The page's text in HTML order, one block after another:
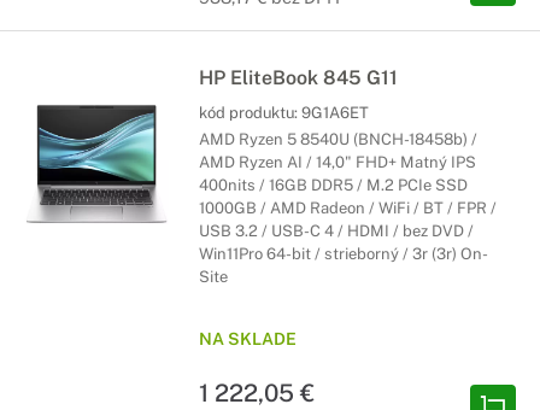
HP EliteBook 845 G11
kód produktu: 9G1A6ET
AMD Ryzen 5 8540U (BNCH-18458b) /
AMD Ryzen AI / 14,0" FHD+ Matný IPS
400nits / 16GB DDR5 / M.2 PCIe SSD
1000GB / AMD Radeon / WiFi / BT / FPR /
USB 3.2 / USB-C 4 / HDMI / bez DVD /
Win11Pro 64-bit / strieborný / 3r (3r) On-
Site
NA SKLADE
1 222,05 €